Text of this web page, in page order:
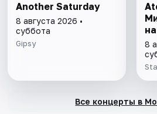
Another Saturday
8 августа 2026 •
суббота
Gipsy
8
Все концерты в